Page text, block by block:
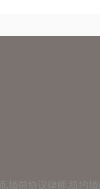
婚前协议律师,纽约婚